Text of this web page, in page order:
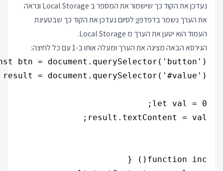
נעדכן את הקוד כך שישמור את המספר ב Local Storage ונראה
את הערך נשמר בדפדפן; לסיום נעדכן את הקוד כך שבטעינת
העמוד הוא יטען את הערך מ Local Storage.
הגירסא הבאה מציגה את הערך ומעלה אותו ב-1 עם כל לחיצה: